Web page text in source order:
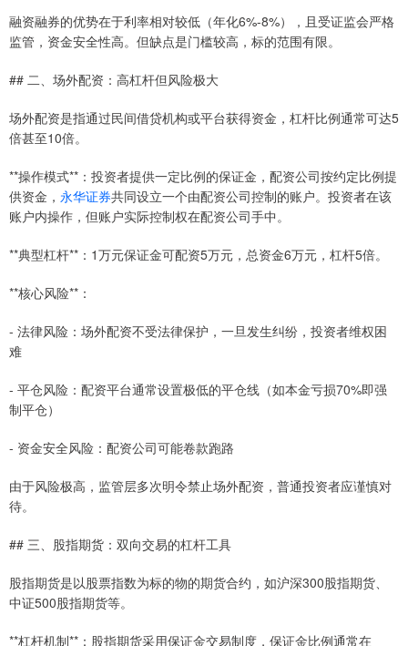
融资融券的优势在于利率相对较低（年化6%-8%），且受证监会严格
监管，资金安全性高。但缺点是门槛较高，标的范围有限。
## 二、场外配资：高杠杆但风险极大
场外配资是指通过民间借贷机构或平台获得资金，杠杆比例通常可达5
倍甚至10倍。
**操作模式**：投资者提供一定比例的保证金，配资公司按约定比例提
供资金， 永华证券共同设立一个由配资公司控制的账户。投资者在该
账户内操作，但账户实际控制权在配资公司手中。
**典型杠杆**：1万元保证金可配资5万元，总资金6万元，杠杆5倍。
**核心风险**：
- 法律风险：场外配资不受法律保护，一旦发生纠纷，投资者维权困
难
- 平仓风险：配资平台通常设置极低的平仓线（如本金亏损70%即强
制平仓）
- 资金安全风险：配资公司可能卷款跑路
由于风险极高，监管层多次明令禁止场外配资，普通投资者应谨慎对
待。
## 三、股指期货：双向交易的杠杆工具
股指期货是以股票指数为标的物的期货合约，如沪深300股指期货、
中证500股指期货等。
**杠杆机制**：股指期货采用保证金交易制度，保证金比例通常在